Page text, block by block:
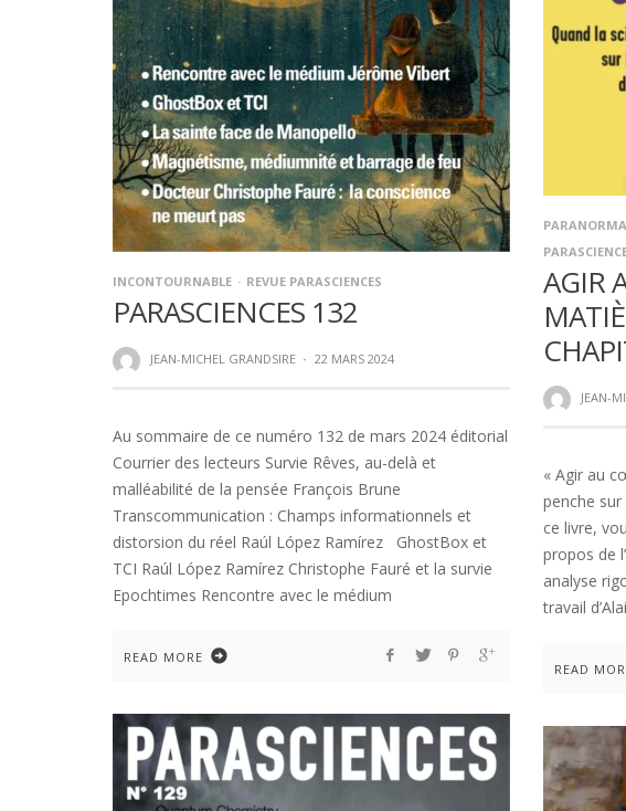
INCONTOURNABLE REVUE PARASCIENCES
PARASCIENCES 132
JEAN-MICHEL GRANDSIRE · 22 MARS 2024
Au sommaire de ce numéro 132 de mars 2024 éditorial
Courrier des lecteurs Survie Rêves, au-delà et
malléabilité de la pensée François Brune
Transcommunication : Champs informationnels et
distorsion du réel Raúl López Ramírez GhostBox et
TCI Raúl López Ramírez Christophe Fauré et la survie
Epochtimes Rencontre avec le médium
READ MORE
AGIR
JEAN-
« Agir au
penche
ce livre,
propos de
analyse
travail
READ